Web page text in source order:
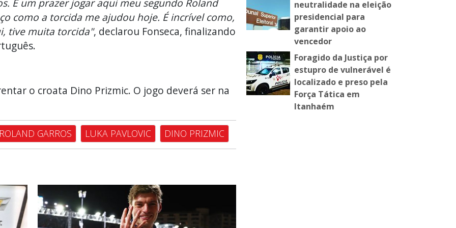
É um prazer jogar aqui meu segundo Roland
como a torcida me ajudou hoje. É incrível como,
tive muita torcida", declarou Fonseca, finalizando
o croata Dino Prizmic. O jogo deverá ser na
GARROS LUKA PAVLOVIC DINO PRIZMIC
neutralidade na eleição
presidencial para
garantir apoio ao
vencedor
Foragido da Justiça por
estupro de vulnerável é
localizado e preso pela
Força Tática em
Itanhaém